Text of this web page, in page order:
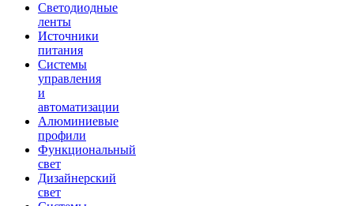
Светодиодные
ленты
Источники
питания
Системы
управления
и
автоматизации
Алюминиевые
профили
Функциональный
свет
Дизайнерский
свет